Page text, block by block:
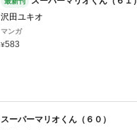
沢田ユキオ
マンガ
583
スーパーマリオくん（６０）